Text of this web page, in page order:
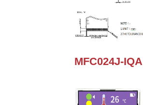
MFC024J-IQA